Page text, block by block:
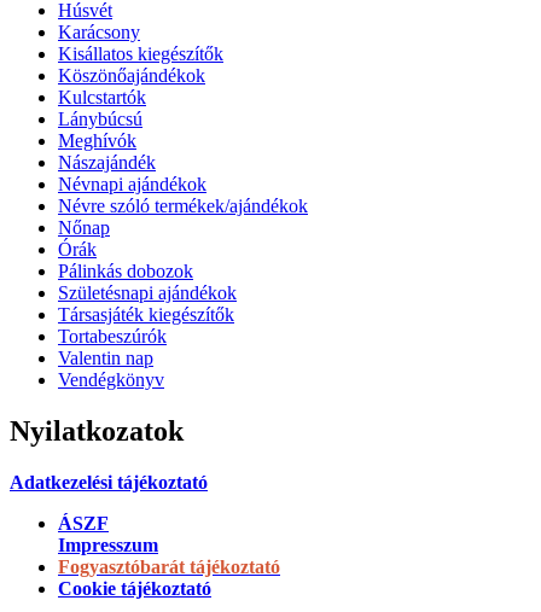
Húsvét
Karácsony
Kisállatos kiegészítők
Köszönőajándékok
Kulcstartók
Lánybúcsú
Meghívók
Nászajándék
Névnapi ajándékok
Névre szóló termékek/ajándékok
Nőnap
Órák
Pálinkás dobozok
Születésnapi ajándékok
Társasjáték kiegészítők
Tortabeszúrók
Valentin nap
Vendégkönyv
Nyilatkozatok
Adatkezelési tájékoztató
ÁSZF
Impresszum
Fogyasztóbarát tájékoztató
Cookie tájékoztató